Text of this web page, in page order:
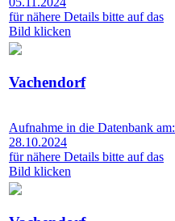
für nähere Details bitte auf das
Bild klicken
Vachendorf
Aufnahme in die Datenbank am:
28.10.2024
für nähere Details bitte auf das
Bild klicken